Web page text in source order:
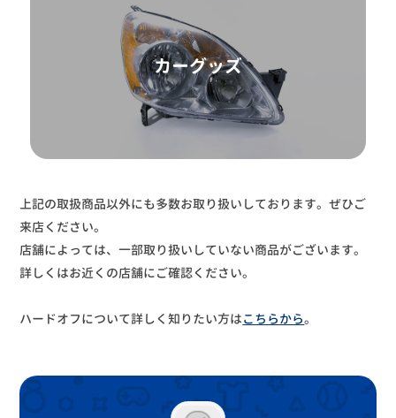
カーグッズ
上記の取扱商品以外にも多数お取り扱いしております。ぜひご
来店ください。
店舗によっては、一部取り扱いしていない商品がございます。
詳しくはお近くの店舗にご確認ください。
ハードオフについて詳しく知りたい方はこちらから。